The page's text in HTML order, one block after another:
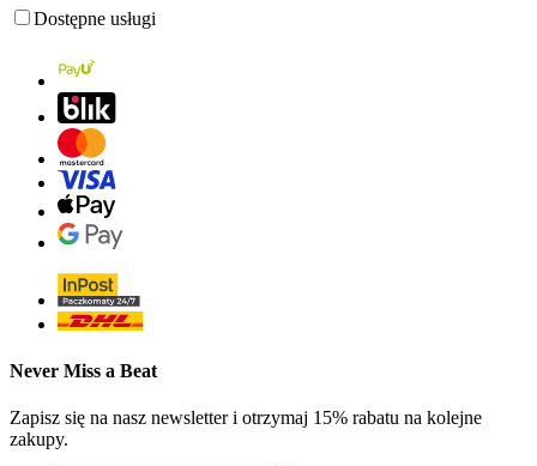
Dostępne usługi
Never Miss a Beat
Zapisz się na nasz newsletter i otrzymaj 15% rabatu na kolejne
zakupy.